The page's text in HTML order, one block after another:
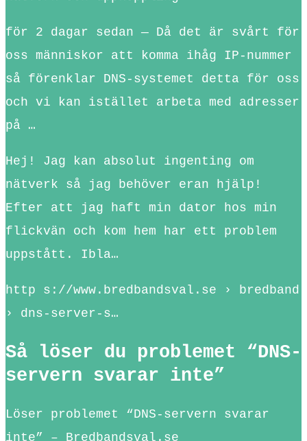
för 2 dagar sedan — Då det är svårt för
oss människor att komma ihåg IP-nummer
så förenklar DNS-systemet detta för oss
och vi kan istället arbeta med adresser
på …
Hej! Jag kan absolut ingenting om
nätverk så jag behöver eran hjälp!
Efter att jag haft min dator hos min
flickvän och kom hem har ett problem
uppstått. Ibla…
http s://www.bredbandsval.se › bredband
› dns-server-s…
Så löser du problemet “DNS-
servern svarar inte”
Löser problemet “DNS-servern svarar
inte” – Bredbandsval.se